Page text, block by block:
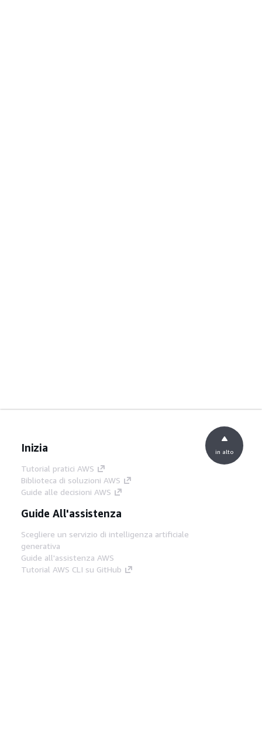
Inizia
Tutorial pratici AWS
Biblioteca di soluzioni AWS
Guide alle decisioni AWS
Guide All'assistenza
Scegliere un servizio di intelligenza artificiale
generativa
Guide all'assistenza AWS
Tutorial AWS CLI su GitHub
in alto